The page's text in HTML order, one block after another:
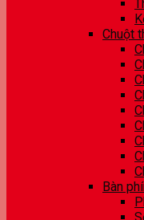
Chuột
Bàn